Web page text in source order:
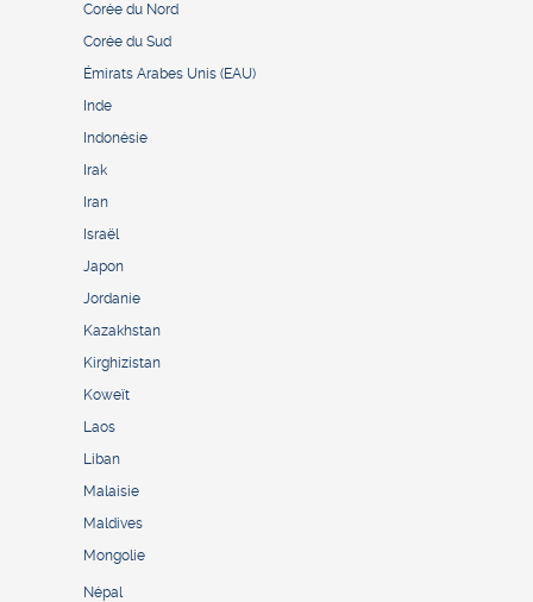
Corée du Nord
Corée du Sud
Émirats Arabes Unis (EAU)
Inde
Indonésie
Irak
Iran
Israël
Japon
Jordanie
Kazakhstan
Kirghizistan
Koweït
Laos
Liban
Malaisie
Maldives
Mongolie
Népal